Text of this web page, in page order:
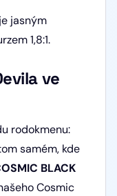
jasným
1,8:1.
ve
rodokmenu:
samém, kde
BLACK
Cosmic